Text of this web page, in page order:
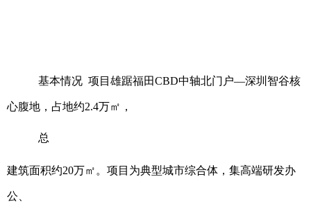
基本情况 项目雄踞福田CBD中轴北门户—深圳智谷核
心腹地，占地约2.4万㎡，
总
建筑面积约20万㎡。项目为典型城市综合体，集高端研发办
公、